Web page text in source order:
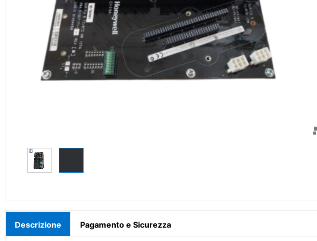
Descrizione Pagamento e Sicurezza